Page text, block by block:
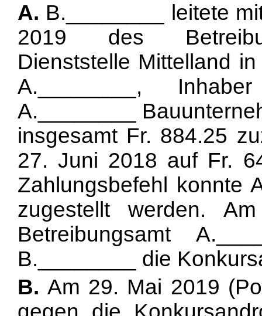
A. B.________ leitete
2019 des
Dienststelle Mittelland
A.________,
A.________
insgesamt Fr. 884.25
27. Juni 2018 auf Fr.
Zahlungsbefehl konnte
zugestellt werden.
Betreibungsamt
B.________ die
B. Am 29. Mai 2019